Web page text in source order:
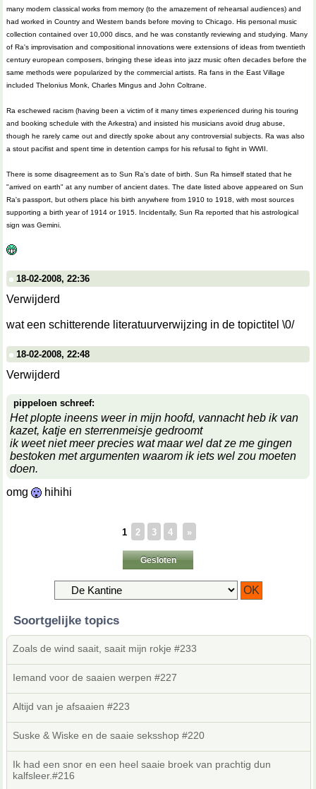
many modern classical works from memory (to the amazement of rehearsal audiences) and
had worked in Country and Western bands before moving to Chicago. His personal music
collection contained over 10,000 discs, and he was constantly reviewing and studying. Many
of Ra's improvisation and compositional innovations were extensions of ideas from twentieth
century european composers, bringing these ideas into jazz music often decades before the
same methods were popularized by the commercial artists. Ra fans in the East Village
included Thelonius Monk, Charles Mingus and John Coltrane.
Ra eschewed racism (having been a victim of it many times experienced during his touring
and booking schedule with the Arkestra) and insisted his musicians avoid drug abuse,
though he rarely came out and directly spoke about any controversial subjects. Ra was also
a stout pacifist and spent time in detention camps for his refusal to fight in WWII.
There is some disagreement as to Sun Ra's date of birth. Sun Ra himself stated that he
"arrived on earth" at any number of ancient dates. The date listed above appeared on Sun
Ra's passport, but others place his birth anywhere from 1910 to 1918, with most sources
supporting a birth year of 1914 or 1915. Incidentally, Sun Ra reported that his astrological
sign was Gemini.
18-02-2008, 22:36
Verwijderd
wat een schitterende literatuurverwijzing in de topictitel \0/
18-02-2008, 22:48
Verwijderd
pippeloen schreef:
Het plopte ineens weer in mijn hoofd, vannacht heb ik van
kazet, katje en sterrenmeisje gedroomt
ik weet niet meer precies wat maar wel dat ze me gingen
bestoken met argumenten waarom ik iets wel zou moeten
doen.
omg
hihihi
1 2 3 4 »
Gesloten
Soortgelijke topics
Zoals de wind saait, saait mijn rokje #233
Iemand voor de saaien werpen #227
Altijd van je afsaaien #223
Suske & Wiske en de saaie seksshop #220
Ik had een snor en een heel saaie broek van prachtig dun
kalfsleer.#216